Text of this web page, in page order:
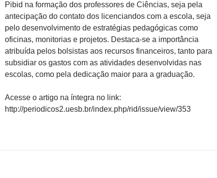
Pibid na formação dos professores de Ciências, seja pela
antecipação do contato dos licenciandos com a escola, seja
pelo desenvolvimento de estratégias pedagógicas como
oficinas, monitorias e projetos. Destaca-se a importância
atribuída pelos bolsistas aos recursos financeiros, tanto para
subsidiar os gastos com as atividades desenvolvidas nas
escolas, como pela dedicação maior para a graduação.
Acesse o artigo na íntegra no link:
http://periodicos2.uesb.br/index.php/rid/issue/view/353